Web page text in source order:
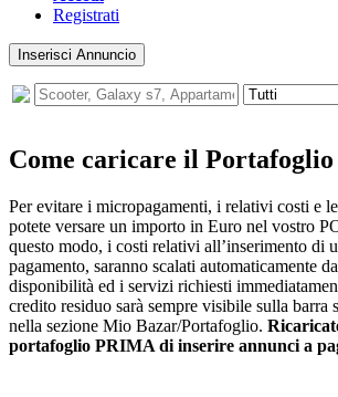
Registrati
Inserisci Annuncio
Come caricare il Portafoglio
Per evitare i micropagamenti, i relativi costi e
potete versare un importo in Euro nel vostro
questo modo, i costi relativi all’inserimento di
pagamento, saranno scalati automaticamente
disponibilità ed i servizi richiesti
credito residuo sarà sempre visibile sulla barra
nella sezione Mio Bazar/Portafoglio.
portafoglio PRIMA di inserire annunci a